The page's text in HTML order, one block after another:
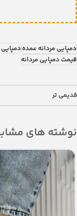
دمپایی مردانه عمده
قیمت دمپایی مردانه
قدیمی تر
نوشته های